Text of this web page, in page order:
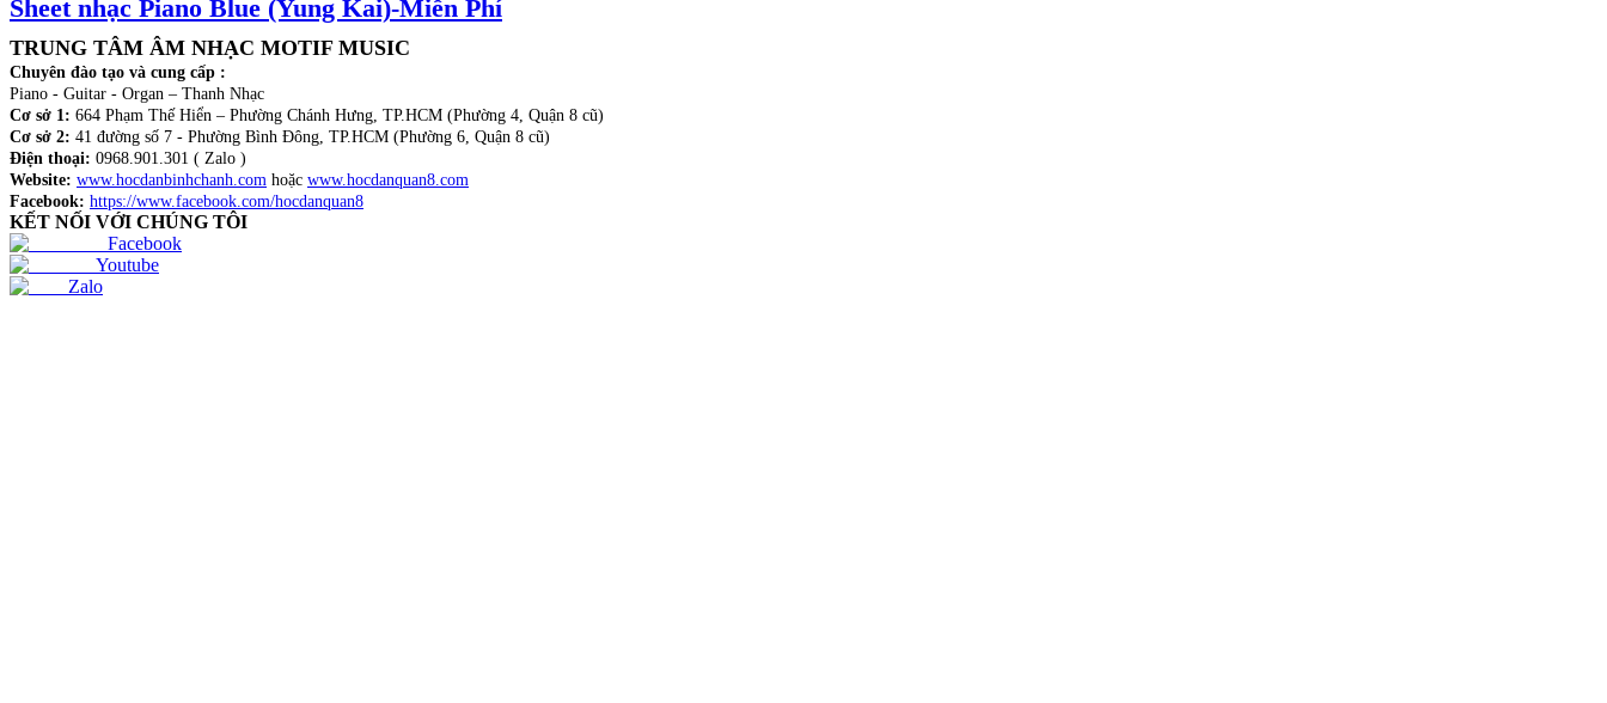
Sheet nhạc Piano Blue (Yung Kai)-Miễn Phí
TRUNG TÂM ÂM NHẠC MOTIF MUSIC
Chuyên đào tạo và cung cấp :
Piano - Guitar - Organ – Thanh Nhạc
Cơ sở 1: 664 Phạm Thế Hiển – Phường Chánh Hưng, TP.HCM (Phường 4, Quận 8 cũ)
Cơ sở 2: 41 đường số 7 - Phường Bình Đông, TP.HCM (Phường 6, Quận 8 cũ)
Điện thoại: 0968.901.301 ( Zalo )
Website: www.hocdanbinhchanh.com hoặc www.hocdanquan8.com
Facebook: https://www.facebook.com/hocdanquan8
KẾT NỐI VỚI CHÚNG TÔI
Facebook
Youtube
Zalo